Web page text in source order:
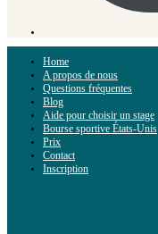
Home
A propos de nous
Questions fréquentes
Blog
Aide pour choisir un stage
Bourse sportive États-Unis
Prix
Contact
Inscription